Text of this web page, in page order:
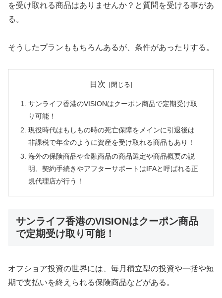
を受け取れる商品はありませんか？と質問を受ける事があ
る。
そうしたプランももちろんあるが、条件があったりする。
目次
サンライフ香港のVISIONはクーポン商品で定期受け取
り可能！
現役時代はもしもの時の死亡保障をメインに引退後は
非課税で年金のように資産を受け取れる商品もあり！
海外の保険商品や金融商品の商品選定や商品概要の説
明、契約手続きやアフターサポートはIFAと呼ばれる正
規代理店が行う！
サンライフ香港のVISIONはクーポン商品
で定期受け取り可能！
オフショア投資の世界には、毎月積立型の投資や一括や短
期で支払いを終えられる保険商品などがある。